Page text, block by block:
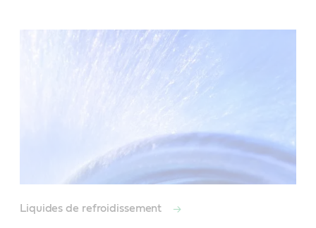
Liquides de refroidissement